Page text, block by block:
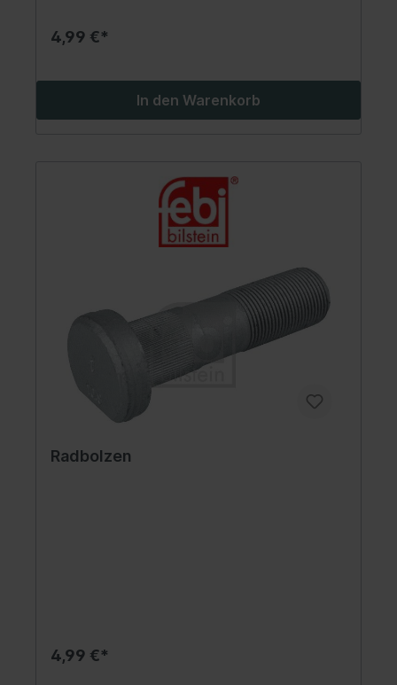
4,99 €*
In den Warenkorb
Radbolzen
4,99 €*